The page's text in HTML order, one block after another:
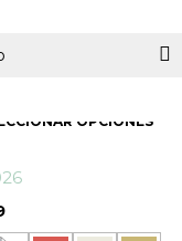
OPCIONES